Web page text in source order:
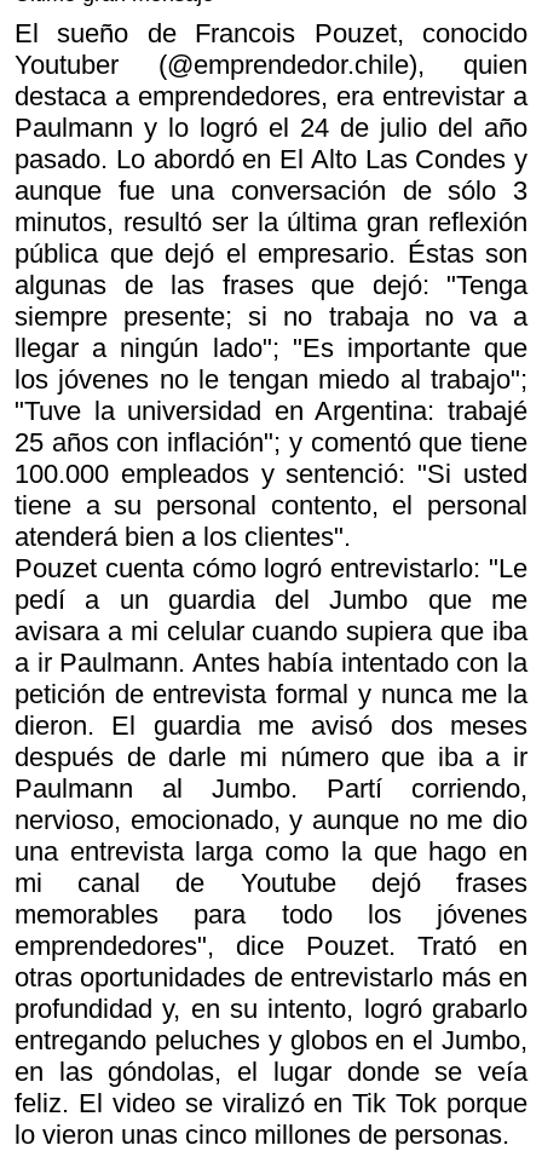
El sueño de Francois Pouzet, conocido
Youtuber (@emprendedor.chile), quien
destaca a emprendedores, era entrevistar a
Paulmann y lo logró el 24 de julio del año
pasado. Lo abordó en El Alto Las Condes y
aunque fue una conversación de sólo 3
minutos, resultó ser la última gran reflexión
pública que dejó el empresario. Éstas son
algunas de las frases que dejó: "Tenga
siempre presente; si no trabaja no va a
llegar a ningún lado"; "Es importante que
los jóvenes no le tengan miedo al trabajo";
"Tuve la universidad en Argentina: trabajé
25 años con inflación"; y comentó que tiene
100.000 empleados y sentenció: "Si usted
tiene a su personal contento, el personal
atenderá bien a los clientes".
Pouzet cuenta cómo logró entrevistarlo: "Le
pedí a un guardia del Jumbo que me
avisara a mi celular cuando supiera que iba
a ir Paulmann. Antes había intentado con la
petición de entrevista formal y nunca me la
dieron. El guardia me avisó dos meses
después de darle mi número que iba a ir
Paulmann al Jumbo. Partí corriendo,
nervioso, emocionado, y aunque no me dio
una entrevista larga como la que hago en
mi canal de Youtube dejó frases
memorables para todo los jóvenes
emprendedores", dice Pouzet. Trató en
otras oportunidades de entrevistarlo más en
profundidad y, en su intento, logró grabarlo
entregando peluches y globos en el Jumbo,
en las góndolas, el lugar donde se veía
feliz. El video se viralizó en Tik Tok porque
lo vieron unas cinco millones de personas.